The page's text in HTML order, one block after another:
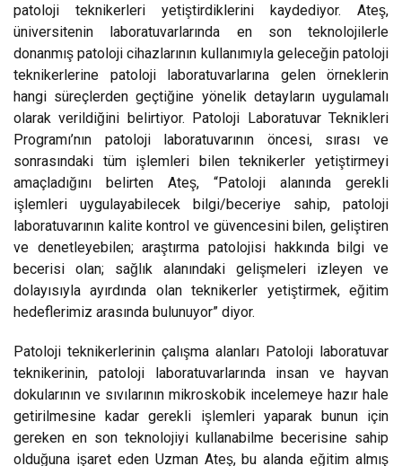
patoloji teknikerleri yetiştirdiklerini kaydediyor. Ateş,
üniversitenin laboratuvarlarında en son teknolojilerle
donanmış patoloji cihazlarının kullanımıyla geleceğin patoloji
teknikerlerine patoloji laboratuvarlarına gelen örneklerin
hangi süreçlerden geçtiğine yönelik detayların uygulamalı
olarak verildiğini belirtiyor. Patoloji Laboratuvar Teknikleri
Programı’nın patoloji laboratuvarının öncesi, sırası ve
sonrasındaki tüm işlemleri bilen teknikerler yetiştirmeyi
amaçladığını belirten Ateş, “Patoloji alanında gerekli
işlemleri uygulayabilecek bilgi/beceriye sahip, patoloji
laboratuvarının kalite kontrol ve güvencesini bilen, geliştiren
ve denetleyebilen; araştırma patolojisi hakkında bilgi ve
becerisi olan; sağlık alanındaki gelişmeleri izleyen ve
dolayısıyla ayırdında olan teknikerler yetiştirmek, eğitim
hedeflerimiz arasında bulunuyor” diyor.
Patoloji teknikerlerinin çalışma alanları Patoloji laboratuvar
teknikerinin, patoloji laboratuvarlarında insan ve hayvan
dokularının ve sıvılarının mikroskobik incelemeye hazır hale
getirilmesine kadar gerekli işlemleri yaparak bunun için
gereken en son teknolojiyi kullanabilme becerisine sahip
olduğuna işaret eden Uzman Ateş, bu alanda eğitim almış